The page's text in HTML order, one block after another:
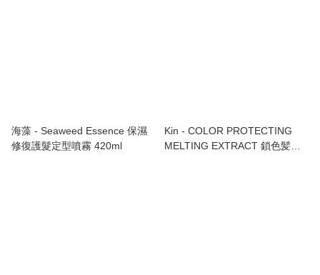
海藻 - Seaweed Essence 保濕
修復護髮定型噴霧 420ml
Kin - COLOR PROTECTING
MELTING EXTRACT 鎖色髪乳